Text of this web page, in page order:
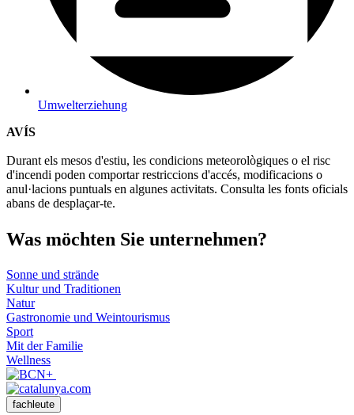
Umwelterziehung
AVÍS
Durant els mesos d'estiu, les condicions meteorològiques o el risc
d'incendi poden comportar restriccions d'accés, modificacions o
anul·lacions puntuals en algunes activitats. Consulta les fonts oficials
abans de desplaçar-te.
Was möchten Sie unternehmen?
Sonne und strände
Kultur und Traditionen
Natur
Gastronomie und Weintourismus
Sport
Mit der Familie
Wellness
fachleute